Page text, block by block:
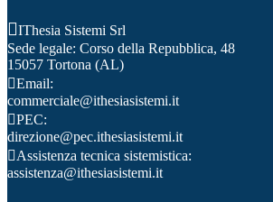
IThesia Sistemi Srl
Sede legale: Corso della Repubblica, 48
15057 Tortona (AL)
Email:
commerciale@ithesiasistemi.it
PEC:
direzione@pec.ithesiasistemi.it
Assistenza tecnica sistemistica:
assistenza@ithesiasistemi.it